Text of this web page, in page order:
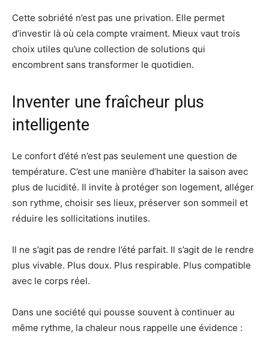
Cette sobriété n’est pas une privation. Elle permet
d’investir là où cela compte vraiment. Mieux vaut trois
choix utiles qu’une collection de solutions qui
encombrent sans transformer le quotidien.
Inventer une fraîcheur plus
intelligente
Le confort d’été n’est pas seulement une question de
température. C’est une manière d’habiter la saison avec
plus de lucidité. Il invite à protéger son logement, alléger
son rythme, choisir ses lieux, préserver son sommeil et
réduire les sollicitations inutiles.
Il ne s’agit pas de rendre l’été parfait. Il s’agit de le rendre
plus vivable. Plus doux. Plus respirable. Plus compatible
avec le corps réel.
Dans une société qui pousse souvent à continuer au
même rythme, la chaleur nous rappelle une évidence :